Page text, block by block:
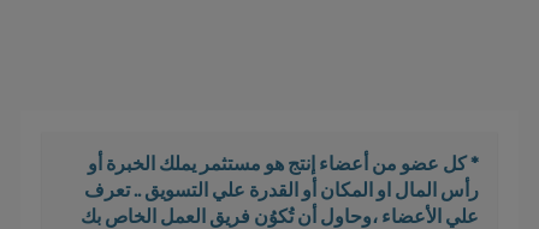
* كل عضو من أعضاء إنتج هو مستثمر يملك الخبرة أو
رأس المال او المكان أو القدرة علي التسويق .. تعرف
علي الأعضاء ،وحاول أن تُكوُن فريق العمل الخاص بك